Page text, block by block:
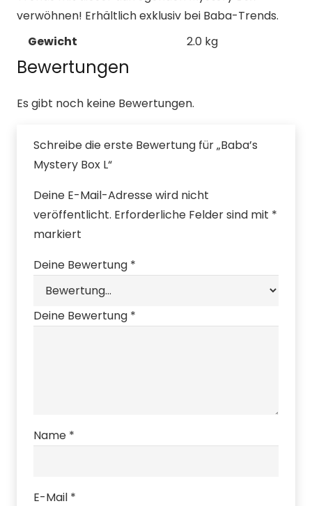
verwöhnen! Erhältlich exklusiv bei Baba-Trends.
Gewicht
2.0 kg
Bewertungen
Es gibt noch keine Bewertungen.
Schreibe die erste Bewertung für „Baba’s
Mystery Box L“
Deine E-Mail-Adresse wird nicht
veröffentlicht. Erforderliche Felder sind mit *
markiert
Deine Bewertung *
Deine Bewertung *
Name *
E-Mail *